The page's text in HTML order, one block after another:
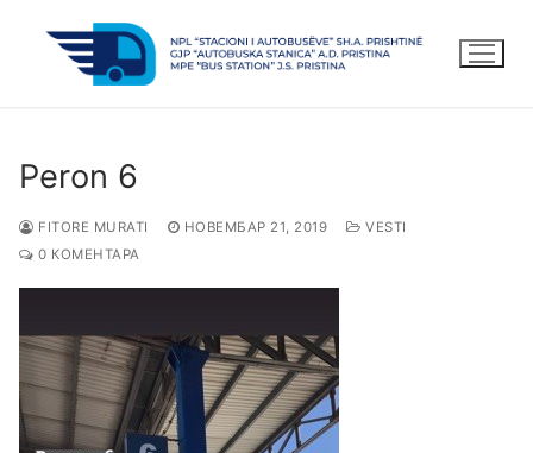
садржаја
Peron 6
FITORE MURATI НОВЕМБАР 21, 2019
VESTI
0 КОМЕНТАРА